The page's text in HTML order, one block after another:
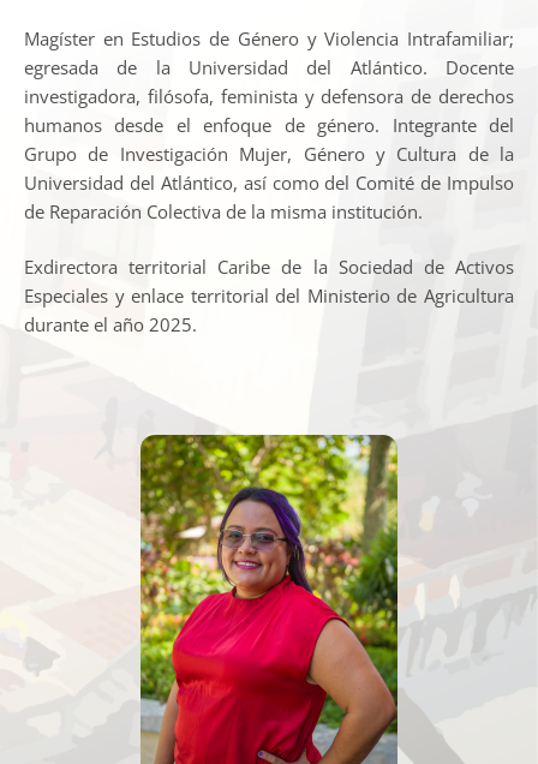
Magíster en Estudios de Género y Violencia Intrafamiliar;
egresada de la Universidad del Atlántico. Docente
investigadora, filósofa, feminista y defensora de derechos
humanos desde el enfoque de género. Integrante del
Grupo de Investigación Mujer, Género y Cultura de la
Universidad del Atlántico, así como del Comité de Impulso
de Reparación Colectiva de la misma institución.
Exdirectora territorial Caribe de la Sociedad de Activos
Especiales y enlace territorial del Ministerio de Agricultura
durante el año 2025.